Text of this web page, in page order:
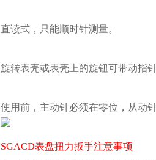
直读式，只能顺时针测量。
旋转表壳或表壳上的旋钮可带动指针
使用前，主动针必须在零位，从动
SGACD表盘扭力扳手注意事项